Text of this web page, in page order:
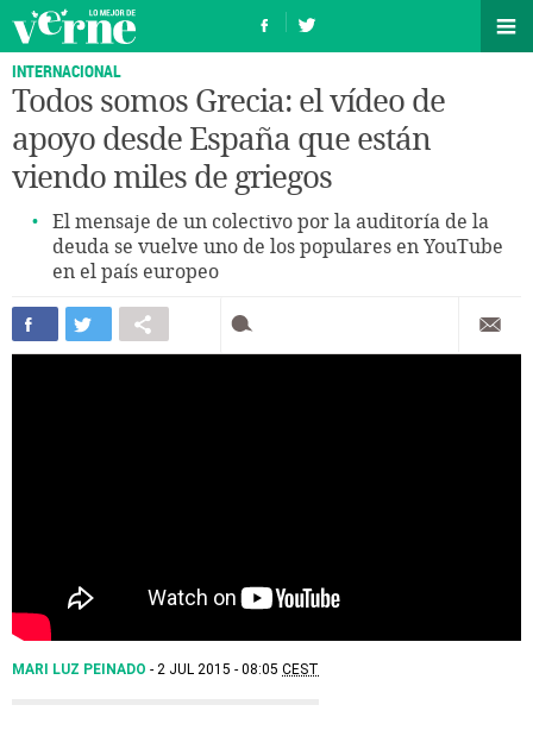
INTERNACIONAL
Todos somos Grecia: el vídeo de
apoyo desde España que están
viendo miles de griegos
El mensaje de un colectivo por la auditoría de la
deuda se vuelve uno de los populares en YouTube
en el país europeo
MARI LUZ PEINADO 2 JUL 2015 - 08:05 CEST